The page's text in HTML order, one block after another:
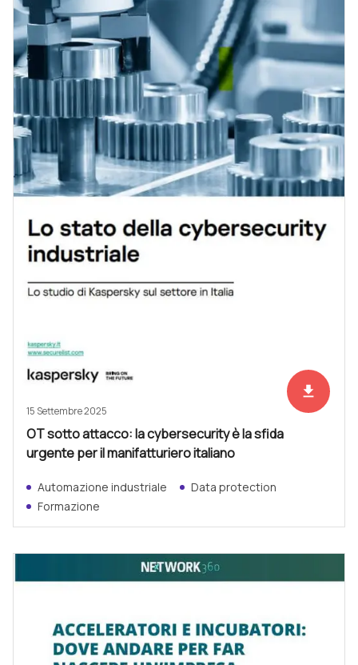
Scarica
file_download
15 Settembre 2025
OT sotto attacco: la cybersecurity è la sfida
urgente per il manifatturiero italiano
Automazione industriale
Data protection
Formazione